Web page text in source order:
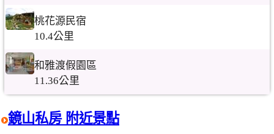
桃花源民宿
10.4公里
和雅渡假園區
11.36公里
鏡山私房 附近景點